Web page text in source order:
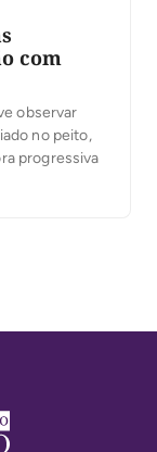
com
observar
no peito,
progressiva